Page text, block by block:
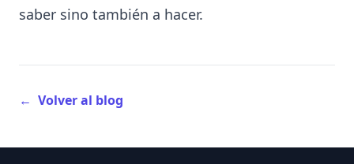
saber sino también a hacer.
← Volver al blog